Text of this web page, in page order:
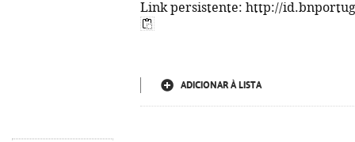
Link persistente: http://
ADICIONAR À LISTA